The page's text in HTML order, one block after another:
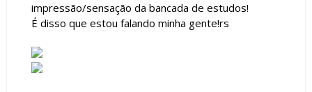
impressão/sensação da bancada de estudos!
É disso que estou falando minha gente!rs